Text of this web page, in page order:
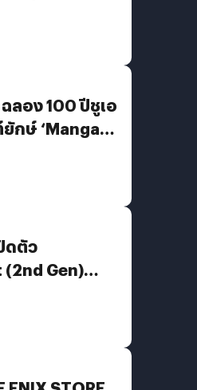
ลอง 100 ปีชูเอ
กษ์ ‘Manga
ดตัว
Gen)